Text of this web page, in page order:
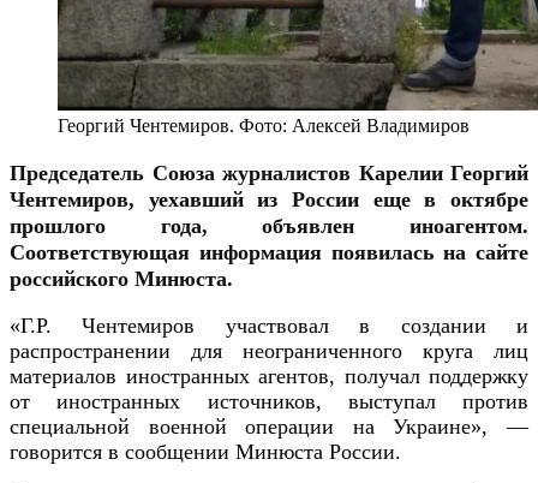
Георгий Чентемиров. Фото: Алексей Владимиров
Председатель Союза журналистов Карелии Георгий
Чентемиров, уехавший из России еще в октябре
прошлого года, объявлен иноагентом.
Соответствующая информация появилась на сайте
российского Минюста.
«Г.Р. Чентемиров участвовал в создании и
распространении для неограниченного круга лиц
материалов иностранных агентов, получал поддержку
от иностранных источников, выступал против
специальной военной операции на Украине», —
говорится в сообщении Минюста России.